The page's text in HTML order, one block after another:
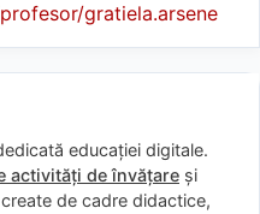
gratiela.arsene
educației digitale.
activități de învățare și
create de cadre didactice,